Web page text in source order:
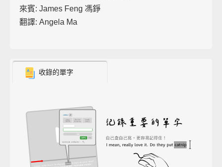
來賓: James Feng 馮錚
翻譯: Angela Ma
收錄的單字